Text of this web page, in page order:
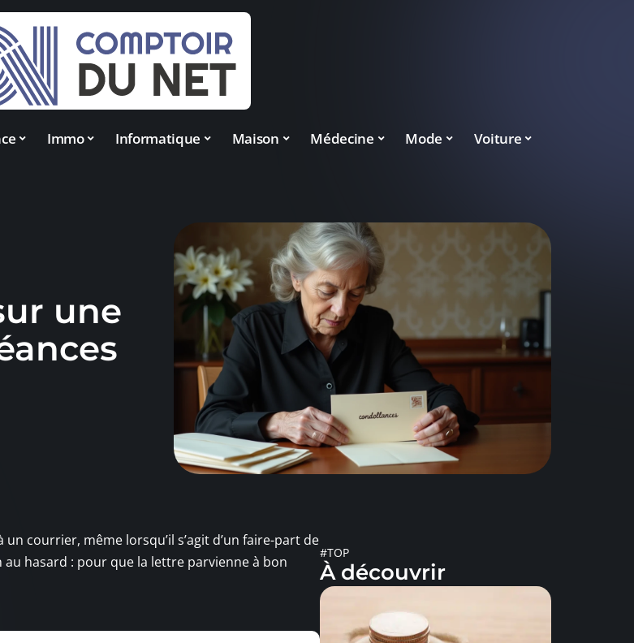
Immo Informatique Maison Médecine Mode Voiture
une
courrier, même lorsqu’il s’agit d’un faire-part de
au hasard : pour que la lettre parvienne à bon
#TOP
À découvrir